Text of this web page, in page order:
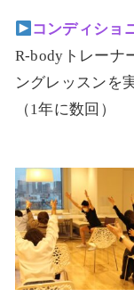
コンディショ
R-bodyトレーナ
ングレッスンを
（1年に数回）